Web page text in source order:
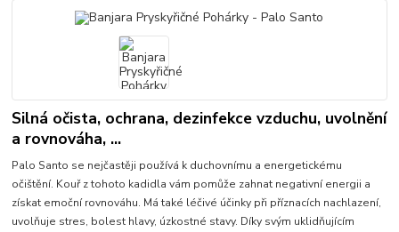
Silná očista, ochrana, dezinfekce vzduchu, uvolnění
a rovnováha, ...
Palo Santo se nejčastěji používá k duchovnímu a energetickému
očištění. Kouř z tohoto kadidla vám pomůže zahnat negativní energii a
získat emoční rovnováhu. Má také léčivé účinky při příznacích nachlazení,
uvolňuje stres, bolest hlavy, úzkostné stavy. Díky svým uklidňujícím